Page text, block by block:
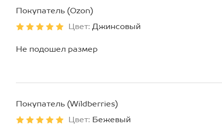
Покупатель (Ozon)
Цвет: Джинсовый
Не подошел размер
Покупатель (Wildberries)
Цвет: Бежевый